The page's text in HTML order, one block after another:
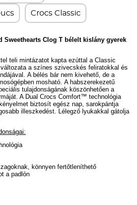
Crocs Classic
Sweethearts Clog T bélelt kislány gyerek
teli mintázatot kapta ezúttal a Classic
a színes szivecskés feliratokkal és
A bélés bár nem kivehető, de a
mosható. A habszerekezetű
tulajdonságának köszönhetően a
A Dual Crocs Comfort™ technológia
biztosít egész nap, sarokpántja
illeszkedést. Lélegző lyukakkal gátolja
könnyen fertőtleníthető
a padlón